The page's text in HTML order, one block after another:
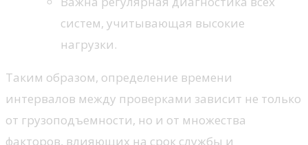
систем, учитывающая высокие
нагрузки.
Таким образом, определение времени
интервалов между проверками зависит не только
от грузоподъемности, но и от множества
факторов, влияющих на срок службы и